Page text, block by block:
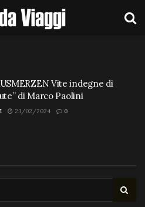
Vite indegne di
di Marco Paolini
23/02/2024 0